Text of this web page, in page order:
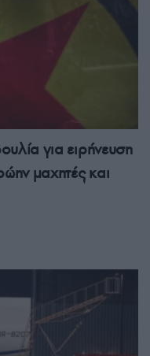
για ειρήνευση
μαχητές και